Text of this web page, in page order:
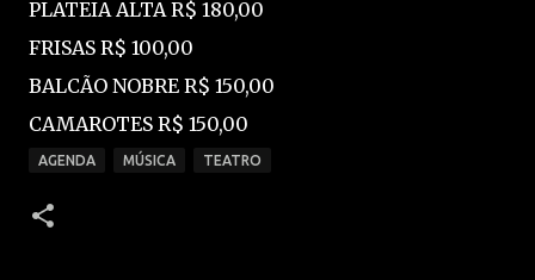
PLATEIA ALTA R$ 180,00
FRISAS R$ 100,00
BALCÃO NOBRE R$ 150,00
CAMAROTES R$ 150,00
AGENDA MÚSICA TEATRO